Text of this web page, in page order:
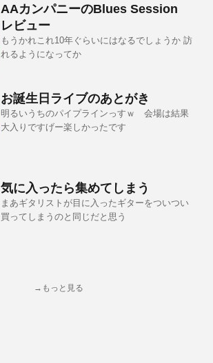
AAカンパニーのBlues Session
レビュー
もうかれこれ10年ぐらいにはなるでしょうか 訪
れるようになってか
お誕生日ライブのあとがき
明るいうちのパイプラインっすｗ 会場は結果
大入りですげー楽しかったです
気に入ったら集めてしまう
まあギタリストが目に入ったギターをついつい
買ってしまうのと同じだと思う
→もっと見る